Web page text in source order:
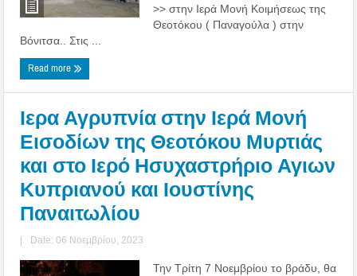
>> στην Ιερά Μονή Κοιμήσεως της
Θεοτόκου ( Παναγούλα ) στην
Βόνιτσα.. Στις ...
Read more
Ιερα Αγρυπνία στην Ιερά Μονή
Εισοδίων της Θεοτόκου Μυρτιάς
και στο Ιερό Ησυχαστρήριο Αγιων
Κυπριανού και Ιουστίνης
Παναιτωλίου
| Date: 06 Νοεμβρίου, 2023
Την Τρίτη 7 Νοεμβρίου το βράδυ, θα